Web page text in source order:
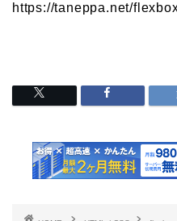
https://taneppa.net/